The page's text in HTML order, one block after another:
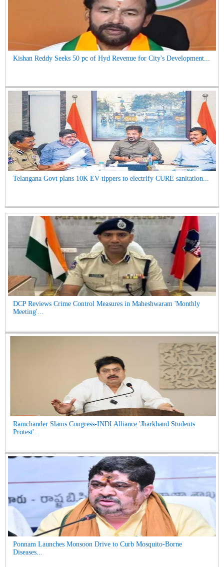
Kishan Reddy Seeks 50 pc of Hyd Revenue for City's Development...
Telangana Govt plans 10K EV tippers to electrify CURE sanitation...
DCP Reviews Crime Control Measures in Maheshwaram 'Monthly
Meeting'...
Ramchander Slams Congress-INDI Alliance 'Jharkhand Students
Protest'...
Ponnam Launches Monsoon Drive to Curb Mosquito-Borne
Diseases...